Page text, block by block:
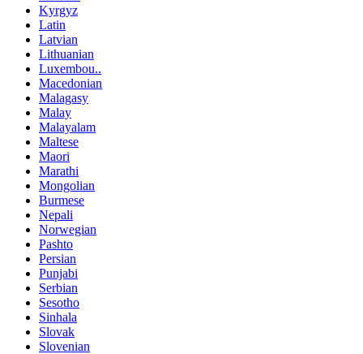
Kyrgyz
Latin
Latvian
Lithuanian
Luxembou..
Macedonian
Malagasy
Malay
Malayalam
Maltese
Maori
Marathi
Mongolian
Burmese
Nepali
Norwegian
Pashto
Persian
Punjabi
Serbian
Sesotho
Sinhala
Slovak
Slovenian